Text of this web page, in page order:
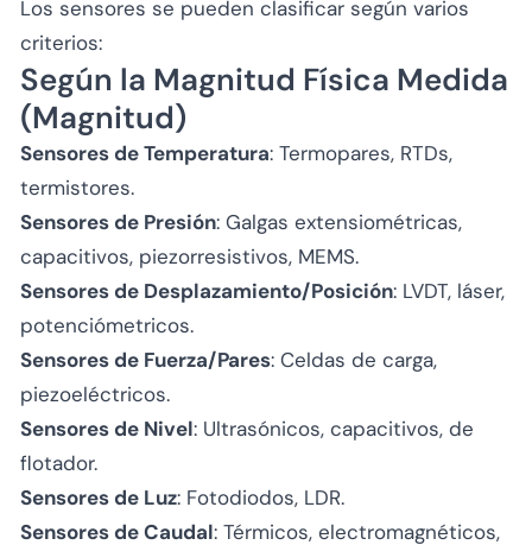
Los sensores se pueden clasificar según varios
criterios:
Según la Magnitud Física Medida
(Magnitud)
Sensores de Temperatura: Termopares, RTDs,
termistores.
Sensores de Presión: Galgas extensiométricas,
capacitivos, piezorresistivos, MEMS.
Sensores de Desplazamiento/Posición: LVDT, láser,
potenciómetricos.
Sensores de Fuerza/Pares: Celdas de carga,
piezoeléctricos.
Sensores de Nivel: Ultrasónicos, capacitivos, de
flotador.
Sensores de Luz: Fotodiodos, LDR.
Sensores de Caudal: Térmicos, electromagnéticos,